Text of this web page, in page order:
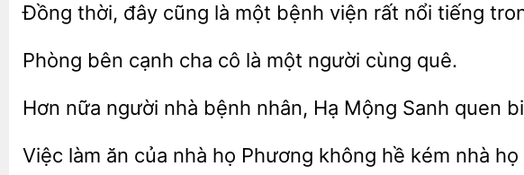
Đồng đây cũng là một viện nổi tiếng
cạnh cha cô là một người cùng
Hơn nữa người bệnh nhân, Sanh quen
Việc ăn của nhà họ Phương không nhà họ